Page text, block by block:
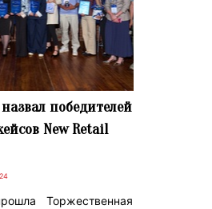
победителей
New Retail
Торжественная